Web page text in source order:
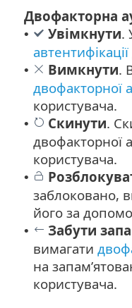
Двофакторна
• Увімкнути.
автентифікації
• Вимкнути.
двофакторної
користувача.
• Скинути.
двофакторної
користувача.
•
заблоковано,
його за
• Забути
вимагати
на
користувача.